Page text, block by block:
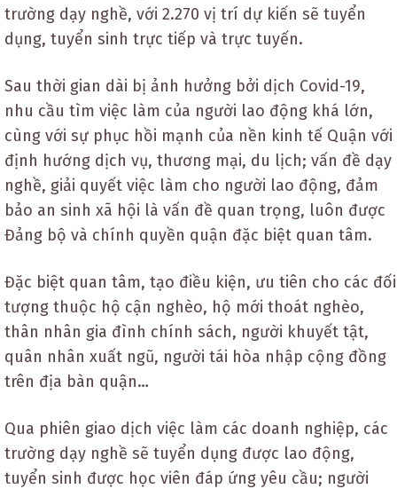
trường dạy nghề, với 2.270 vị trí dự kiến sẽ tuyển
dụng, tuyển sinh trực tiếp và trực tuyến.
Sau thời gian dài bị ảnh hưởng bởi dịch Covid-19,
nhu cầu tìm việc làm của người lao động khá lớn,
cùng với sự phục hồi mạnh của nền kinh tế Quận với
định hướng dịch vụ, thương mại, du lịch; vấn đề dạy
nghề, giải quyết việc làm cho người lao động, đảm
bảo an sinh xã hội là vấn đề quan trọng, luôn được
Đảng bộ và chính quyền quận đặc biệt quan tâm.
Đặc biệt quan tâm, tạo điều kiện, ưu tiên cho các đối
tượng thuộc hộ cận nghèo, hộ mới thoát nghèo,
thân nhân gia đình chính sách, người khuyết tật,
quân nhân xuất ngũ, người tái hòa nhập cộng đồng
trên địa bàn quận…
Qua phiên giao dịch việc làm các doanh nghiệp, các
trường dạy nghề sẽ tuyển dụng được lao động,
tuyển sinh được học viên đáp ứng yêu cầu; người